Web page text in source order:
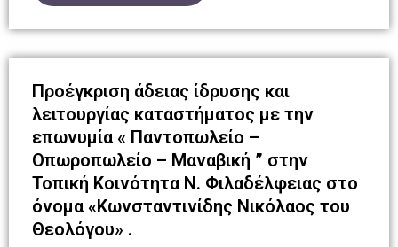
Προέγκριση άδειας ίδρυσης και
λειτουργίας καταστήματος με την
επωνυμία « Παντοπωλείο –
Οπωροπωλείο – Μαναβική ” στην
Τοπική Κοινότητα Ν. Φιλαδέλφειας στο
όνομα «Κωνσταντινίδης Νικόλαος του
Θεολόγου» .